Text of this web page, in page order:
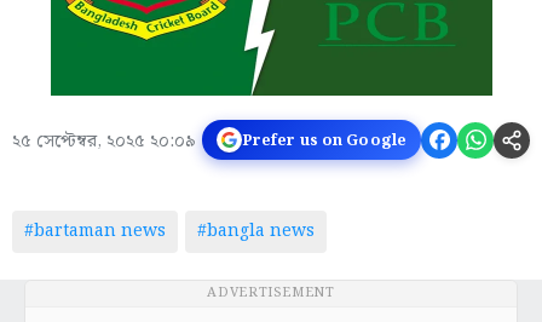
২৫ সেপ্টেম্বর, ২০২৫ ২০:০৯ Prefer us on Google
#bartaman news #bangla news
ADVERTISEMENT